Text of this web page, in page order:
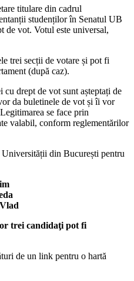
titulare din cadrul
studenților în Senatul UB
de vot. Votul este universal,
trei secții de votare și pot fi
(după caz).
drept de vot sunt așteptați de
da buletinele de vot și îi vor
se face prin
valabil, conform reglementărilor
din București pentru
trei candidaţi pot fi
de un link pentru o hartă